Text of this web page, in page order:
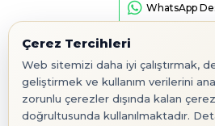
WhatsApp
Google Play
Çerez Tercihleri
Web sitemizi daha iyi çalıştırmak,
geliştirmek ve kullanım verilerini
zorunlu çerezler dışında kalan
doğrultusunda kullanılmaktadır.